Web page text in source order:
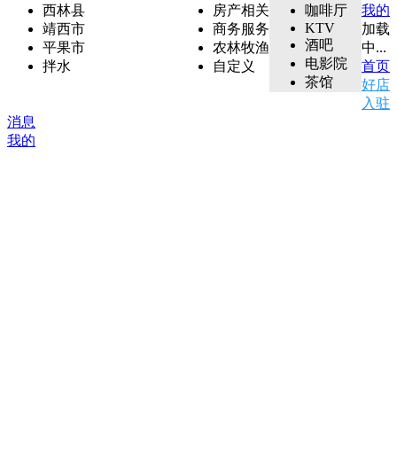
西林县
靖西市
平果市
拌水
房产相关
商务服务
农林牧渔
自定义
咖啡厅
KTV
酒吧
电影院
茶馆
我的
加载
中...
首页
好店
入驻
消息
我的